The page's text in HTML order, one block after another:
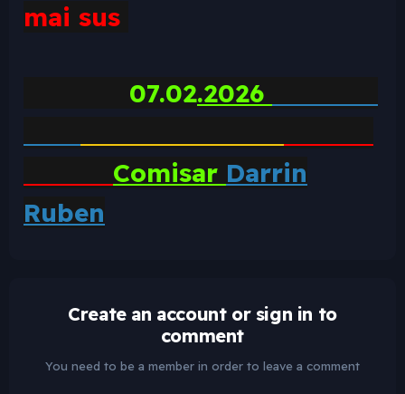
mai sus
07.02.2026
Comisar Darrin
Ruben
Create an account or sign in to
comment
You need to be a member in order to leave a comment